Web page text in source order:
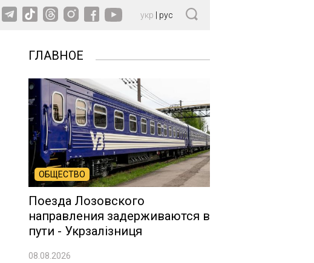
укр рус
ГЛАВНОЕ
ОБЩЕСТВО
Поезда Лозовского
направления задерживаются в
пути - Укрзалізниця
08.08.2026